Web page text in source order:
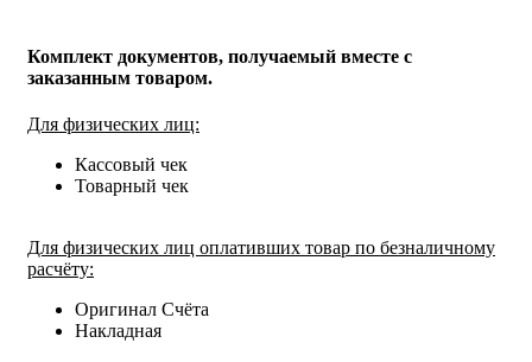
Комплект документов, получаемый вместе с
заказанным товаром.
Для физических лиц:
Кассовый чек
Товарный чек
Для физических лиц оплативших товар по безналичному
расчёту:
Оригинал Счёта
Накладная